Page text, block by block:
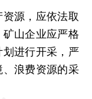
源，应依法取
山企业应严格
进行开采，严
浪费资源的采